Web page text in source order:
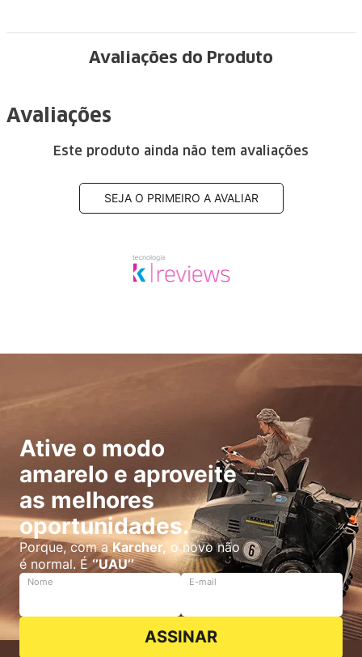
Avaliações do Produto
Avaliações
Este produto ainda não tem avaliações
SEJA O PRIMEIRO A AVALIAR
Ative o modo
amarelo e aproveite
as melhores
oportunidades.
Porque, com aKarcher, o novo não
é normal. É‘’UAU’’
Nome E-mail
ASSINAR